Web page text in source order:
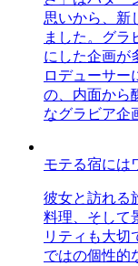
思いから、新
ました。グラ
にした企画が
ロデューサー
の、内面から
なグラビア企
モテる宿には
彼女と訪れる
料理、そして
リティも大切
ではの個性的